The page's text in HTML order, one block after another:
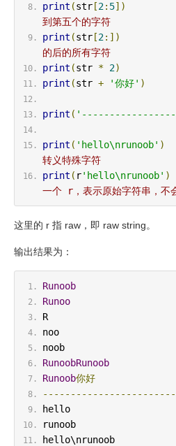
print (str[2: 5])
到第五个的字符
print (str[2:])
的后的所有字符
print (str * 2)
print (str + '你好' )
print (
print ( 'hello\nrunoob' )
转义特殊字符
print ( r'hello\nrunoob' )
一个 r，表示原始字符串，不
这里的 r 指 raw，即 raw string。
输出结果为：
Runoob
Runoo
R
noo
noob
RunoobRunoob
Runoob你好
hello
runoob
hello\nrunoob